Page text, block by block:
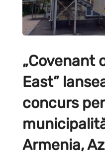
„Covenant
East”
concurs
Armenia,